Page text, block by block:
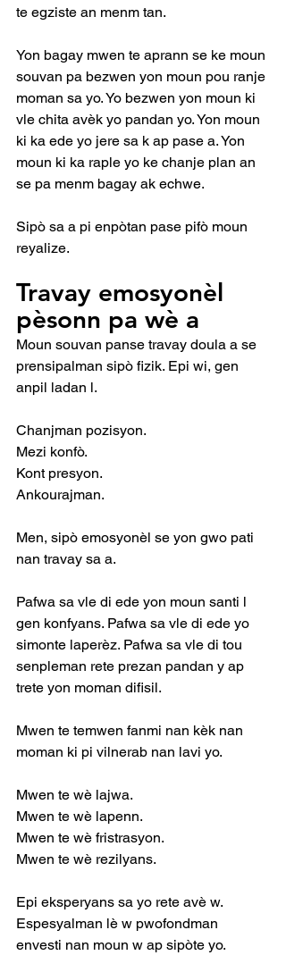
te egziste an menm tan.
Yon bagay mwen te aprann se ke moun
souvan pa bezwen yon moun pou ranje
moman sa yo. Yo bezwen yon moun ki
vle chita avèk yo pandan yo. Yon moun
ki ka ede yo jere sa k ap pase a. Yon
moun ki ka raple yo ke chanje plan an
se pa menm bagay ak echwe.
Sipò sa a pi enpòtan pase pifò moun
reyalize.
Travay emosyonèl
pèsonn pa wè a
Moun souvan panse travay doula a se
prensipalman sipò fizik. Epi wi, gen
anpil ladan l.
Chanjman pozisyon.
Mezi konfò.
Kont presyon.
Ankourajman.
Men, sipò emosyonèl se yon gwo pati
nan travay sa a.
Pafwa sa vle di ede yon moun santi l
gen konfyans. Pafwa sa vle di ede yo
simonte laperèz. Pafwa sa vle di tou
senpleman rete prezan pandan y ap
trete yon moman difisil.
Mwen te temwen fanmi nan kèk nan
moman ki pi vilnerab nan lavi yo.
Mwen te wè lajwa.
Mwen te wè lapenn.
Mwen te wè fristrasyon.
Mwen te wè rezilyans.
Epi eksperyans sa yo rete avè w.
Espesyalman lè w pwofondman
envesti nan moun w ap sipòte yo.